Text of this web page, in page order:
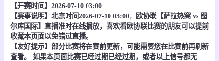
【开赛时间】2026-07-10 03:00
【赛事说明】北京时间2026-07-10 03:00，欧协联【萨拉热窝 vs 图
尔库国际】直播准时在线播放，喜欢看欧协联比赛的朋友可以提前
收藏本页面以免错过直播。
【友好提示】部分比赛将在赛前更新，可能需要您在比赛前再刷新
查看。 如果本页面比赛已经过期已经过期，或者以上信号都无